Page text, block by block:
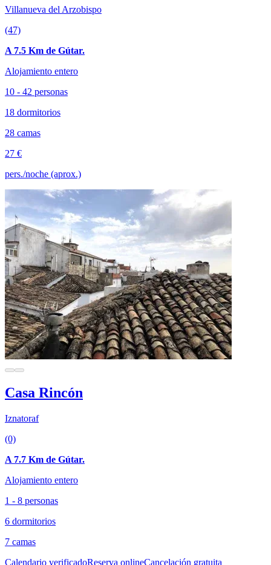
Villanueva del Arzobispo
(47)
A 7.5 Km de Gútar.
Alojamiento entero
10 - 42 personas
18 dormitorios
28 camas
27 €
pers./noche (aprox.)
Casa Rincón
Iznatoraf
(0)
A 7.7 Km de Gútar.
Alojamiento entero
1 - 8 personas
6 dormitorios
7 camas
Calendario verificadoReserva onlineCancelación gratuita